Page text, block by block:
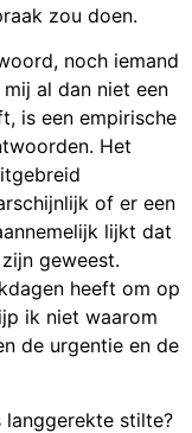
zou doen.
noch iemand
al dan niet een
is een empirische
Het
of er een
lijkt dat
geweest.
heeft om op
ik niet waarom
de urgentie en de
langgerekte stilte?